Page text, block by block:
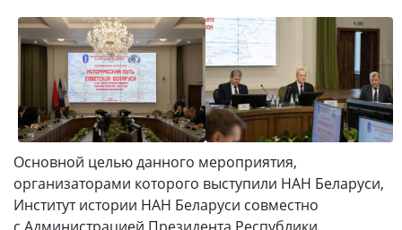
Основной целью данного мероприятия,
организаторами которого выступили НАН Беларуси,
Институт истории НАН Беларуси совместно
с Администрацией Президента Республики